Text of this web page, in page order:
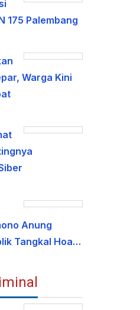
175 Palembang
Warga Kini
Anung
Tangkal Hoa…